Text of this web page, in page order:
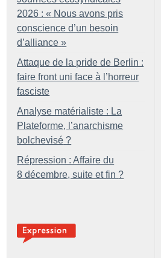
2026 : « Nous avons pris
conscience d’un besoin
d’alliance »
Attaque de la pride de Berlin :
faire front uni face à l’horreur
fasciste
Analyse matérialiste : La
Plateforme, l’anarchisme
bolchevisé ?
Répression : Affaire du
8 décembre, suite et fin ?